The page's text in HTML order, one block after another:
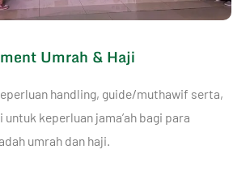
Umrah & Haji
handling, guide/muthawif serta,
keperluan jama’ah bagi para
umrah dan haji.